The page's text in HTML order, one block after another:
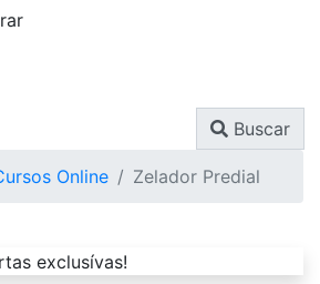
Buscar
Online Zelador Predial